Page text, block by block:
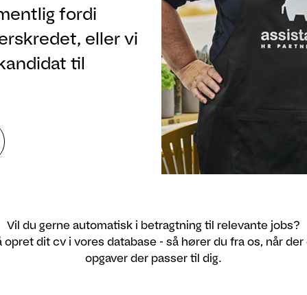
fordi
eller vi
til
Vil du gerne automatisk i betragtning til relevante jobs?
opret dit cv i vores database - så hører du fra os, når der
opgaver der passer til dig.